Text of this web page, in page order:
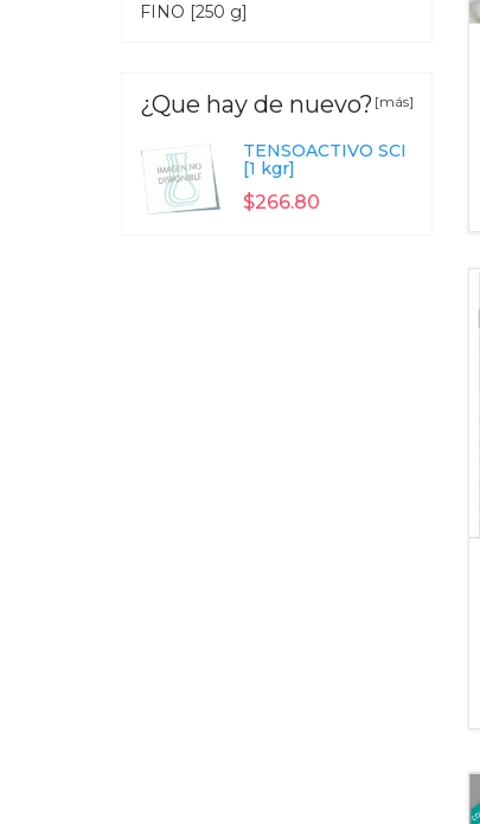
FINO [250 g]
¿Que hay de nuevo? [más]
TENSOACTIVO SCI
[1 kgr]
$266.80